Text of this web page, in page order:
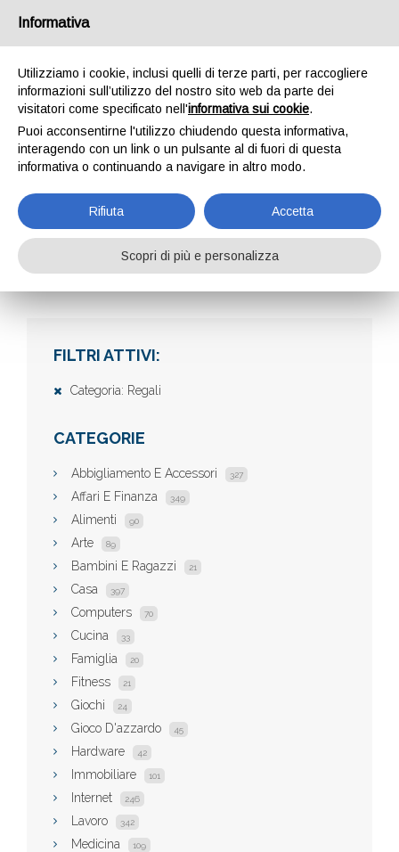
AZIENDE
Aziende
FILTRI ATTIVI:
Categoria: Regali
CATEGORIE
Abbigliamento E Accessori 327
Affari E Finanza 349
Alimenti 90
Arte 89
Bambini E Ragazzi 21
Casa 397
Computers 70
Cucina 33
Famiglia 20
Fitness 21
Giochi 24
Gioco D'azzardo 45
Hardware 42
Immobiliare 101
Internet 246
Lavoro 342
Medicina 109
Informativa
Utilizziamo i cookie, inclusi quelli di terze parti, per raccogliere
informazioni sull’utilizzo del nostro sito web da parte dei
visitatori come specificato nell'informativa sui cookie.
Puoi acconsentirne l'utilizzo chiudendo questa informativa,
interagendo con un link o un pulsante al di fuori di questa
informativa o continuando a navigare in altro modo.
Rifiuta Accetta
Scopri di più e personalizza